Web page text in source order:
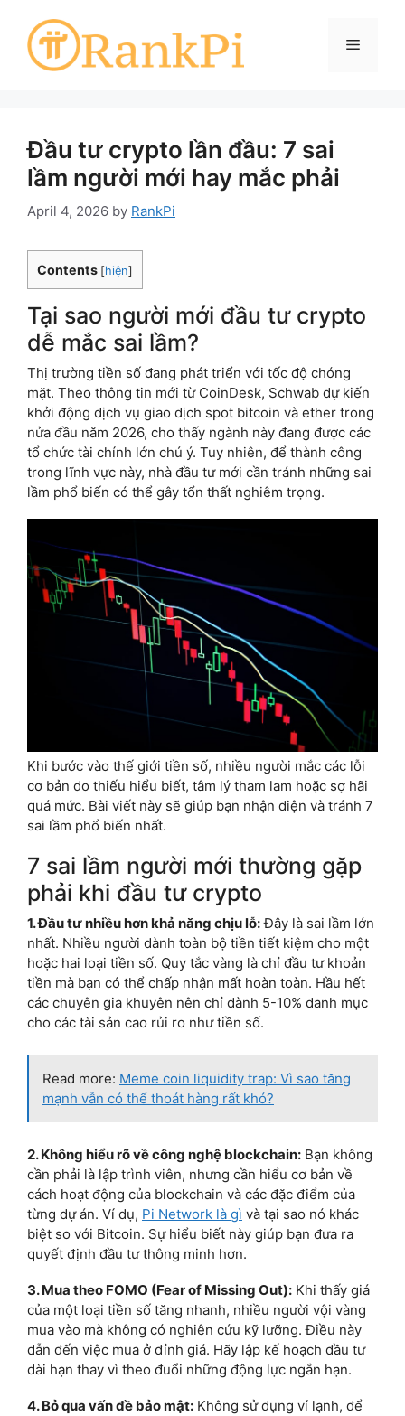
content
Menu
Đầu tư crypto lần đầu: 7 sai
lầm người mới hay mắc phải
April 4, 2026 by RankPi
Contents [hiện]
Tại sao người mới đầu tư crypto
dễ mắc sai lầm?
Thị trường tiền số đang phát triển với tốc độ chóng
mặt. Theo thông tin mới từ CoinDesk, Schwab dự kiến
khởi động dịch vụ giao dịch spot bitcoin và ether trong
nửa đầu năm 2026, cho thấy ngành này đang được các
tổ chức tài chính lớn chú ý. Tuy nhiên, để thành công
trong lĩnh vực này, nhà đầu tư mới cần tránh những sai
lầm phổ biến có thể gây tổn thất nghiêm trọng.
Khi bước vào thế giới tiền số, nhiều người mắc các lỗi
cơ bản do thiếu hiểu biết, tâm lý tham lam hoặc sợ hãi
quá mức. Bài viết này sẽ giúp bạn nhận diện và tránh 7
sai lầm phổ biến nhất.
7 sai lầm người mới thường gặp
phải khi đầu tư crypto
1. Đầu tư nhiều hơn khả năng chịu lỗ:Đây là sai lầm lớn
nhất. Nhiều người dành toàn bộ tiền tiết kiệm cho một
hoặc hai loại tiền số. Quy tắc vàng là chỉ đầu tư khoản
tiền mà bạn có thể chấp nhận mất hoàn toàn. Hầu hết
các chuyên gia khuyên nên chỉ dành 5-10% danh mục
cho các tài sản cao rủi ro như tiền số.
Read more: Meme coin liquidity trap: Vì sao tăng
mạnh vẫn có thể thoát hàng rất khó?
2. Không hiểu rõ về công nghệ blockchain: Bạn không
cần phải là lập trình viên, nhưng cần hiểu cơ bản về
cách hoạt động của blockchain và các đặc điểm của
từng dự án. Ví dụ, Pi Network là gì và tại sao nó khác
biệt so với Bitcoin. Sự hiểu biết này giúp bạn đưa ra
quyết định đầu tư thông minh hơn.
3. Mua theo FOMO (Fear of Missing Out): Khi thấy giá
của một loại tiền số tăng nhanh, nhiều người vội vàng
mua vào mà không có nghiên cứu kỹ lưỡng. Điều này
dẫn đến việc mua ở đỉnh giá. Hãy lập kế hoạch đầu tư
dài hạn thay vì theo đuổi những động lực ngắn hạn.
4. Bỏ qua vấn đề bảo mật: Không sử dụng ví lạnh, để